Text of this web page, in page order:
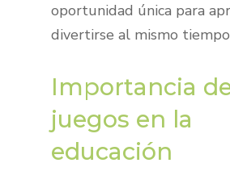
oportunidad única para
divertirse al mismo
Importancia
juegos en la
educación